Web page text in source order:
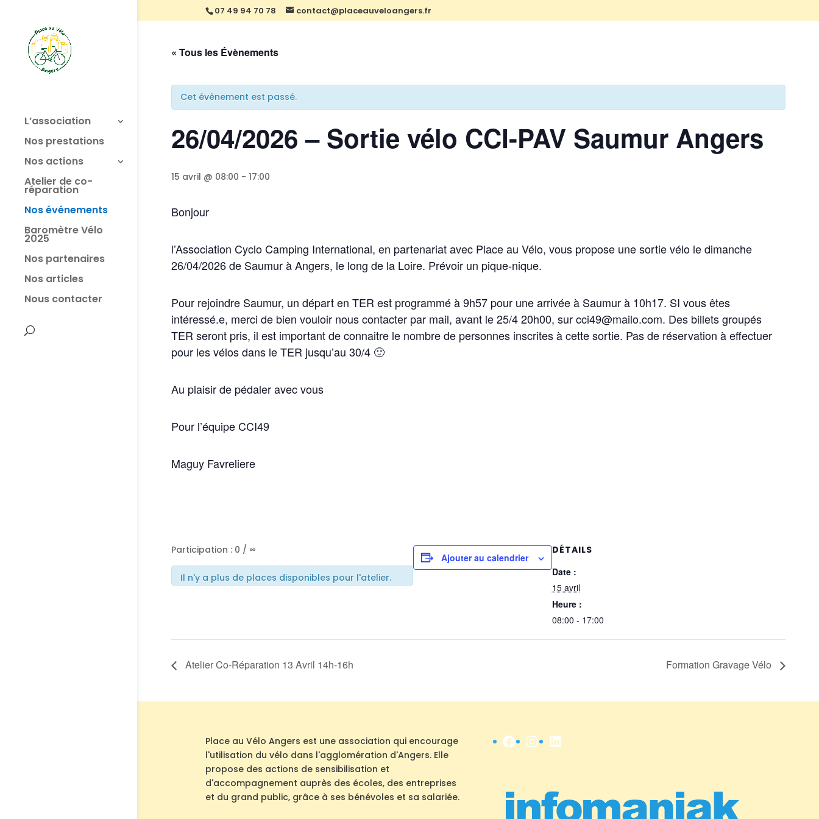
07 49 94 70 78 contact@placeauveloangers.fr
L’association
Nos prestations
Nos actions
Atelier de co-
réparation
Nos événements
Baromètre Vélo
2025
Nos partenaires
Nos articles
Nous contacter
« Tous les Évènements
Cet évènement est passé.
26/04/2026 – Sortie vélo CCI-PAV Saumur Angers
15 avril @ 08:00 - 17:00
Bonjour
l’Association Cyclo Camping International, en partenariat avec Place au Vélo, vous propose une sortie vélo le dimanche
26/04/2026 de Saumur à Angers, le long de la Loire. Prévoir un pique-nique.
Pour rejoindre Saumur, un départ en TER est programmé à 9h57 pour une arrivée à Saumur à 10h17. SI vous êtes
intéressé.e, merci de bien vouloir nous contacter par mail, avant le 25/4 20h00, sur cci49@mailo.com. Des billets groupés
TER seront pris, il est important de connaitre le nombre de personnes inscrites à cette sortie. Pas de réservation à effectuer
pour les vélos dans le TER jusqu’au 30/4 🙂
Au plaisir de pédaler avec vous
Pour l’équipe CCI49
Maguy Favreliere
Participation : 0 / ∞
Il n'y a plus de places disponibles pour l'atelier.
Ajouter au calendrier
DÉTAILS
Date :
15 avril
Heure :
08:00 - 17:00
Atelier Co-Réparation 13 Avril 14h-16h Formation Gravage Vélo
Place au Vélo Angers est une association qui encourage
l'utilisation du vélo dans l'agglomération d'Angers. Elle
propose des actions de sensibilisation et
d'accompagnement auprès des écoles, des entreprises
et du grand public, grâce à ses bénévoles et sa salariée.
Facebook
Instagram
LinkedIn